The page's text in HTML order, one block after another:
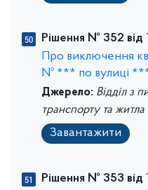
Рішення № 352 від
Про виключення
№ *** по вулиці ***
Джерело: Відділ з
транспорту та житла
Завантажити
Рішення № 353 від